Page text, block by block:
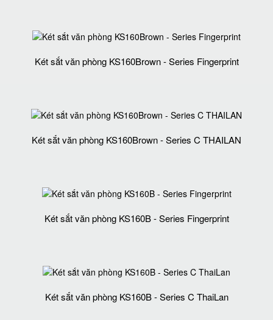
Két sắt văn phòng KS160Brown - Series Fingerprint
Két sắt văn phòng KS160Brown - Series C THAILAN
Két sắt văn phòng KS160B - Series Fingerprint
Két sắt văn phòng KS160B - Series C ThaiLan